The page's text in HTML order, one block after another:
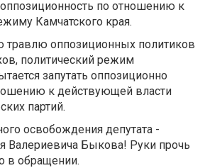
по отношению к
Камчатского края.
травлю оппозиционных политиков
политический режим
запутать оппозиционно
к действующей власти
партий.
освобождения депутата -
Валериевича Быкова! Руки прочь
в обращении.